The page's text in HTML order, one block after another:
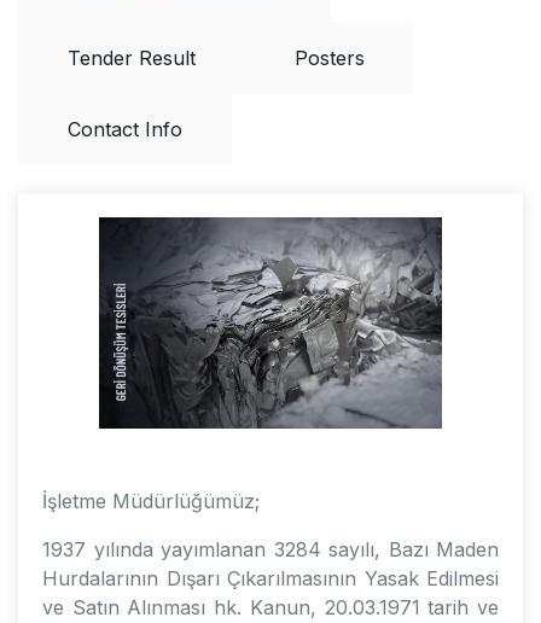
Tender Result Posters
Contact Info
İşletme Müdürlüğümüz;
1937 yılında yayımlanan 3284 sayılı, Bazı Maden
Hurdalarının Dışarı Çıkarılmasının Yasak Edilmesi
ve Satın Alınması hk. Kanun, 20.03.1971 tarih ve